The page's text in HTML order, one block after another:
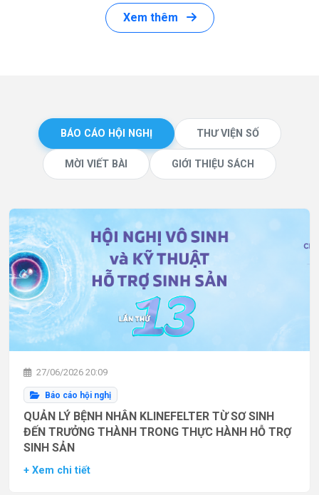
Xem thêm
BÁO CÁO HỘI NGHỊ THƯ VIỆN SỐ
MỜI VIẾT BÀI GIỚI THIỆU SÁCH
27/06/2026 20:09
Báo cáo hội nghị
QUẢN LÝ BỆNH NHÂN KLINEFELTER TỪ SƠ SINH
ĐẾN TRƯỞNG THÀNH TRONG THỰC HÀNH HỖ TRỢ
SINH SẢN
+ Xem chi tiết